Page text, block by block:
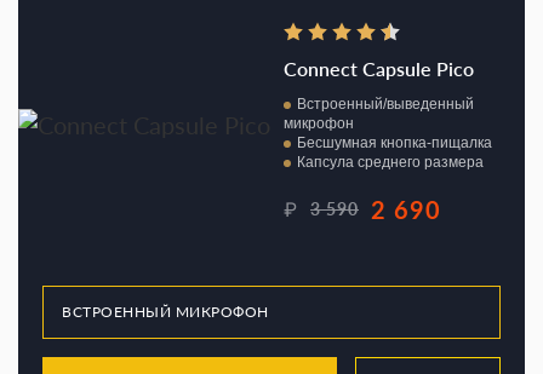
Connect Capsule Pico
Встроенный/выведенный
микрофон
Бесшумная кнопка-пищалка
Капсула среднего размера
₽ 3 590 2 690